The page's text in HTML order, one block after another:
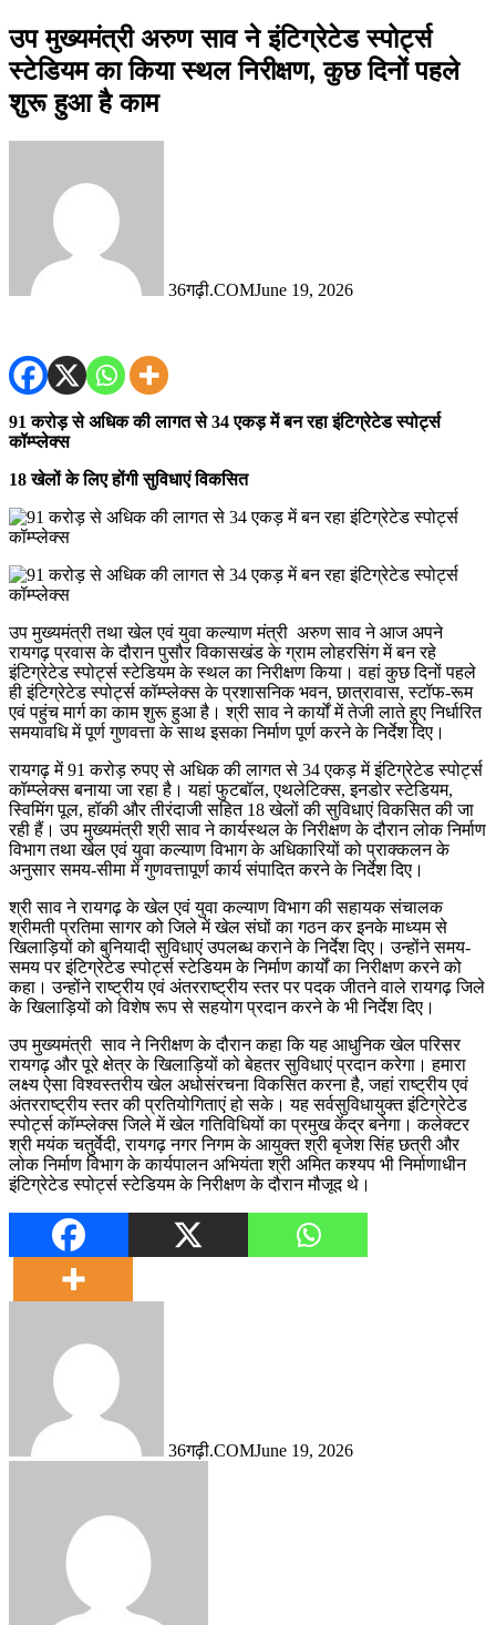
उप मुख्यमंत्री अरुण साव ने इंटिग्रेटेड स्पोर्ट्स
स्टेडियम का किया स्थल निरीक्षण, कुछ दिनों पहले
शुरू हुआ है काम
36गढ़ी.COMJune 19, 2026
91 करोड़ से अधिक की लागत से 34 एकड़ में बन रहा इंटिग्रेटेड स्पोर्ट्स
कॉम्प्लेक्स
18 खेलों के लिए होंगी सुविधाएं विकसित
उप मुख्यमंत्री तथा खेल एवं युवा कल्याण मंत्री अरुण साव ने आज अपने
रायगढ़ प्रवास के दौरान पुसौर विकासखंड के ग्राम लोहरसिंग में बन रहे
इंटिग्रेटेड स्पोर्ट्स स्टेडियम के स्थल का निरीक्षण किया। वहां कुछ दिनों पहले
ही इंटिग्रेटेड स्पोर्ट्स कॉम्प्लेक्स के प्रशासनिक भवन, छात्रावास, स्टॉफ-रूम
एवं पहुंच मार्ग का काम शुरू हुआ है। श्री साव ने कार्यों में तेजी लाते हुए निर्धारित
समयावधि में पूर्ण गुणवत्ता के साथ इसका निर्माण पूर्ण करने के निर्देश दिए।
रायगढ़ में 91 करोड़ रुपए से अधिक की लागत से 34 एकड़ में इंटिग्रेटेड स्पोर्ट्स
कॉम्प्लेक्स बनाया जा रहा है। यहां फुटबॉल, एथलेटिक्स, इनडोर स्टेडियम,
स्विमिंग पूल, हॉकी और तीरंदाजी सहित 18 खेलों की सुविधाएं विकसित की जा
रही हैं। उप मुख्यमंत्री श्री साव ने कार्यस्थल के निरीक्षण के दौरान लोक निर्माण
विभाग तथा खेल एवं युवा कल्याण विभाग के अधिकारियों को प्राक्कलन के
अनुसार समय-सीमा में गुणवत्तापूर्ण कार्य संपादित करने के निर्देश दिए।
श्री साव ने रायगढ़ के खेल एवं युवा कल्याण विभाग की सहायक संचालक
श्रीमती प्रतिमा सागर को जिले में खेल संघों का गठन कर इनके माध्यम से
खिलाड़ियों को बुनियादी सुविधाएं उपलब्ध कराने के निर्देश दिए। उन्होंने समय-
समय पर इंटिग्रेटेड स्पोर्ट्स स्टेडियम के निर्माण कार्यों का निरीक्षण करने को
कहा। उन्होंने राष्ट्रीय एवं अंतरराष्ट्रीय स्तर पर पदक जीतने वाले रायगढ़ जिले
के खिलाड़ियों को विशेष रूप से सहयोग प्रदान करने के भी निर्देश दिए।
उप मुख्यमंत्री साव ने निरीक्षण के दौरान कहा कि यह आधुनिक खेल परिसर
रायगढ़ और पूरे क्षेत्र के खिलाड़ियों को बेहतर सुविधाएं प्रदान करेगा। हमारा
लक्ष्य ऐसा विश्वस्तरीय खेल अधोसंरचना विकसित करना है, जहां राष्ट्रीय एवं
अंतरराष्ट्रीय स्तर की प्रतियोगिताएं हो सके। यह सर्वसुविधायुक्त इंटिग्रेटेड
स्पोर्ट्स कॉम्प्लेक्स जिले में खेल गतिविधियों का प्रमुख केंद्र बनेगा। कलेक्टर
श्री मयंक चतुर्वेदी, रायगढ़ नगर निगम के आयुक्त श्री बृजेश सिंह छत्री और
लोक निर्माण विभाग के कार्यपालन अभियंता श्री अमित कश्यप भी निर्माणाधीन
इंटिग्रेटेड स्पोर्ट्स स्टेडियम के निरीक्षण के दौरान मौजूद थे।
36गढ़ी.COMJune 19, 2026